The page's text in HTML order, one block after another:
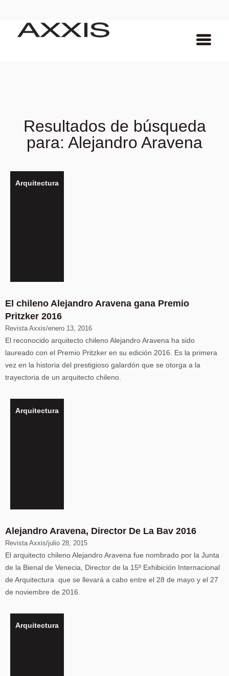
Resultados de búsqueda
para: Alejandro Aravena
Arquitectura
El chileno Alejandro Aravena gana Premio
Pritzker 2016
Revista Axxis/enero 13, 2016
El reconocido arquitecto chileno Alejandro Aravena ha sido
laureado con el Premio Pritzker en su edición 2016. Es la primera
vez en la historia del prestigioso galardón que se otorga a la
trayectoria de un arquitecto chileno.
Arquitectura
Alejandro Aravena, Director De La Bav 2016
Revista Axxis/julio 28, 2015
El arquitecto chileno Alejandro Aravena fue nombrado por la Junta
de la Bienal de Venecia, Director de la 15º Exhibición Internacional
de Arquitectura que se llevará a cabo entre el 28 de mayo y el 27
de noviembre de 2016.
Arquitectura